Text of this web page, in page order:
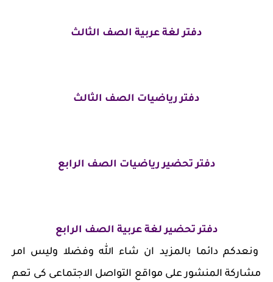
دفتر لغة عربية الصف الثالث
دفتر رياضيات الصف الثالث
دفتر تحضير رياضيات الصف الرابع
دفتر تحضير لغة عربية الصف الرابع
ونعدكم دائما بالمزيد ان شاء الله وفضلا وليس امر
مشاركة المنشور على مواقع التواصل الاجتماعى كى تعم